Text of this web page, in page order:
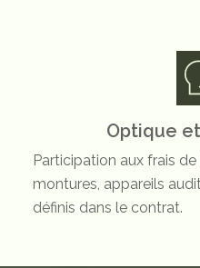
Optique
Participation aux frais
montures, appareils
définis dans le contrat.